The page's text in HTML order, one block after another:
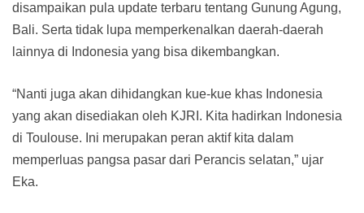
disampaikan pula update terbaru tentang Gunung Agung,
Bali. Serta tidak lupa memperkenalkan daerah-daerah
lainnya di Indonesia yang bisa dikembangkan.
“Nanti juga akan dihidangkan kue-kue khas Indonesia
yang akan disediakan oleh KJRI. Kita hadirkan Indonesia
di Toulouse. Ini merupakan peran aktif kita dalam
memperluas pangsa pasar dari Perancis selatan,” ujar
Eka.